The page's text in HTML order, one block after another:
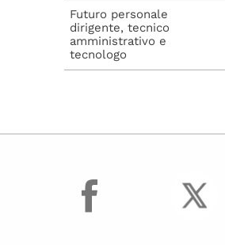
Contratti di ricerca ai
sensi dell'art. 22 della
Legge n. 240/2010
Incarichi post-doc ai
Futuro personale
dirigente, tecnico
amministrativo e
tecnologo
Dirigente, Tecnologo e
Procedure di mobilità
per personale tecnico
amministrativo
facebook